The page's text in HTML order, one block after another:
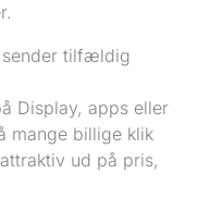
sender tilfældig
Display, apps eller
mange billige klik
ud på pris,